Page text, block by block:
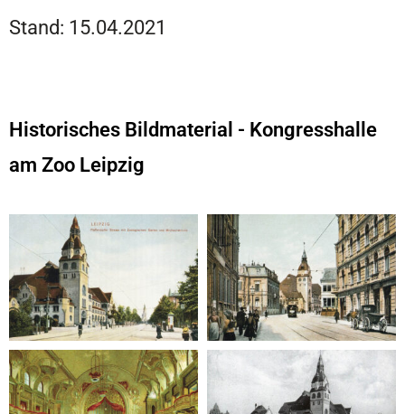
Stand: 15.04.2021
Historisches Bildmaterial - Kongresshalle
am Zoo Leipzig